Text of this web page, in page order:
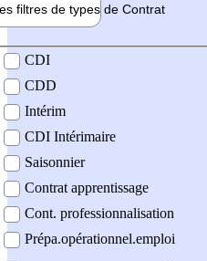
filtres de types de Contrat
contrat
CDI
CDD
Intérim
CDI Intérimaire
Saisonnier
Contrat apprentissage
Cont. professionnalisation
Prépa.opérationnel.emploi